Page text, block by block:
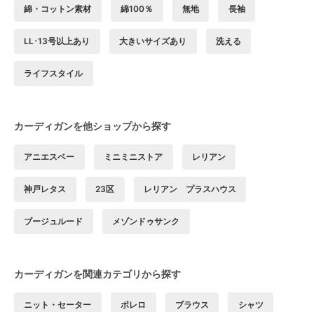
綿・コットン素材 綿100％ 無地 長袖
LL･13号以上あり 大きいサイズあり 洗える
ライフスタイル
カーディガンを他ショップから探す
アニエスベー ミニミニストア レリアン
神戸レタス 23区 レリアン プラスハウス
ブージュルード メゾンドゥサンク
カーディガンを関連カテゴリから探す
ニット・セーター ボレロ ブラウス シャツ